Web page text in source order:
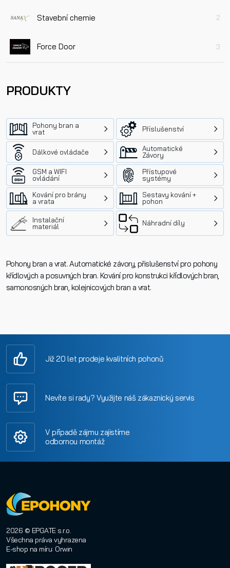
Stavební chemie 2
Force Door 3
PRODUKTY
Pohony bran a
vrat
Příslušenství
Dálkové ovládače
Automatické
Závory
GSM a WIFI
ovládání
Přístupové
systémy
Kování pro brány
a vrata
Sestavy kování +
pohon
Instalační
materiál
Náhradní díly
Pohony bran a vrat. Automatické závory, přislušenství pro pohony
křídlových a posuvných bran. Kování pro konstrukci křídlových bran,
samonosných bran, kolejnicových bran a vrat.
Již 20 let prodeje kvalitních pohonů
Nevíte si rady? Využijte náš zákaznický servis
V případě zájmu zajistíme
odbornou montáž
2026 © EPGATE s.r.o.
Všechna práva vyhrazena
E-shop na míru: Orwin